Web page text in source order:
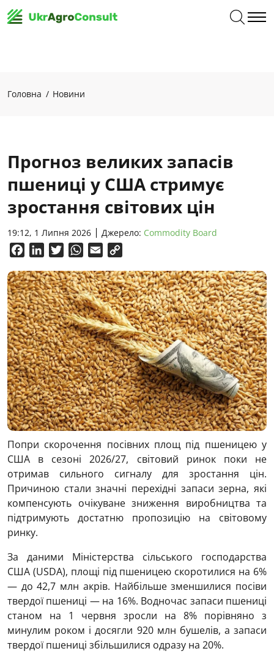
Головна Новини
Прогноз великих запасів
пшениці у США стримує
зростання світових цін
19:12, 1 Липня 2026 Джерело: Commodity Board
FacebookLinkedInTwitterWhatsApp
Email
Попри скорочення посівних площ під пшеницею у
США в сезоні 2026/27, світовий ринок поки не
отримав сильного сигналу для зростання цін.
Причиною стали значні перехідні запаси зерна, які
компенсують очікуване зниження виробництва та
підтримують достатню пропозицію на світовому
ринку.
За даними Міністерства сільського господарства
США (USDA), площі під пшеницею скоротилися на 6%
— до 42,7 млн акрів. Найбільше зменшилися посіви
твердої пшениці — на 16%. Водночас запаси пшениці
станом на 1 червня зросли на 8% порівняно з
минулим роком і досягли 920 млн бушелів, а запаси
твердої пшениці збільшилися одразу на 20%.